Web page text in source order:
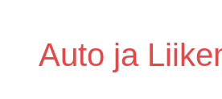
Auto ja